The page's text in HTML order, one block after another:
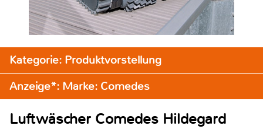
Kategorie: Produktvorstellung
Anzeige*: Marke: Comedes
Luftwäscher Comedes Hildegard